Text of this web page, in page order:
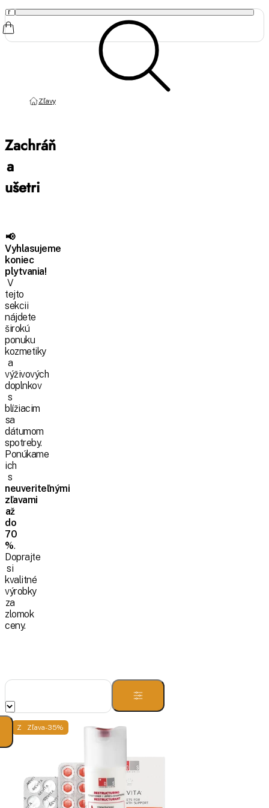
Zľavy
Zachráň
a
ušetri
📢
Vyhlasujeme
koniec
plytvania!
V
tejto
sekcii
nájdete
širokú
ponuku
kozmetiky
a
výživových
doplnkov
s
blížiacim
sa
dátumom
spotreby.
Ponúkame
ich
s
neuveriteľnými
zľavami
až
do
70
%.
Doprajte
si
kvalitné
výrobky
za
zlomok
ceny.
Zľava -30%
Zľava -35%